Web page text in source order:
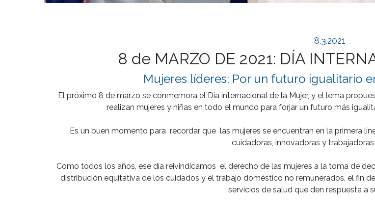
8.3.2021
8 de MARZO DE 2021: DÍA
Mujeres líderes: Por un futuro igualitario
El próximo 8 de marzo se conmemora el Día internacional de la Mujer, y el lema
realizan mujeres y niñas en todo el mundo para forjar un futuro más
Es un buen momento para  recordar que  las mujeres se encuentran en la primera
cuidadoras, innovadoras y
Como todos los años, ese día reivindicamos  el derecho de las mujeres a la toma de
distribución equitativa de los cuidados y el trabajo doméstico no remunerados, el fin